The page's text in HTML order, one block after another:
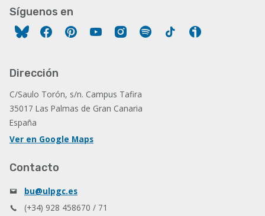
Síguenos en
FacebookPinterestYouTubeInstagram
Spotify Tiktok
Dirección
C/Saulo Torón, s/n. Campus Tafira
35017 Las Palmas de Gran Canaria
España
Ver en Google Maps
Contacto
bu@ulpgc.es
(+34) 928 458670 / 71